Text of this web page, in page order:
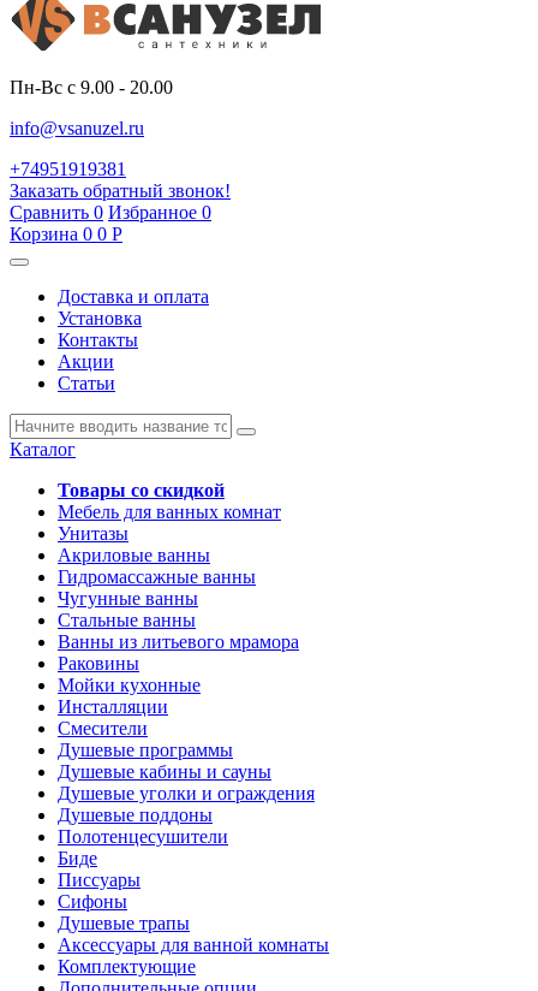
Пн-Вс с 9.00 - 20.00
info@vsanuzel.ru
+74951919381
Заказать обратный звонок!
Сравнить 0 Избранное 0
Корзина 0 0 Р
Доставка и оплата
Установка
Контакты
Акции
Статьи
Каталог
Товары со скидкой
Мебель для ванных комнат
Унитазы
Акриловые ванны
Гидромассажные ванны
Чугунные ванны
Стальные ванны
Ванны из литьевого мрамора
Раковины
Мойки кухонные
Инсталляции
Смесители
Душевые программы
Душевые кабины и сауны
Душевые уголки и ограждения
Душевые поддоны
Полотенцесушители
Биде
Писсуары
Сифоны
Душевые трапы
Аксессуары для ванной комнаты
Комплектующие